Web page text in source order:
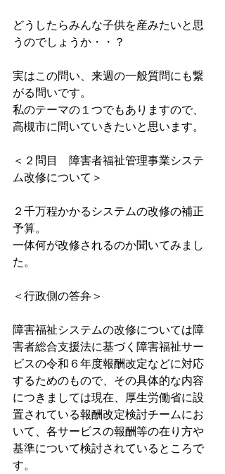
どうしたらみんな子供を産みたいと思
うのでしょうか・・？
実はこの問い、来週の一般質問にも繋
がる問いです。
私のテーマの１つでもありますので、
高槻市に問いていきたいと思います。
＜２問目　障害者福祉管理事業システ
ム改修について＞
２千万程かかるシステムの改修の補正
予算。
一体何が改修されるのか聞いてみまし
た。
＜行政側の答弁＞
障害福祉システムの改修については障
害者総合支援法に基づく障害福祉サー
ビスの令和６年度報酬改定などに対応
するためのもので、その具体的な内容
につきましては現在、厚生労働省に設
置されている報酬改定検討チームにお
いて、各サービスの報酬等の在り方や
基準について検討されているところで
す。